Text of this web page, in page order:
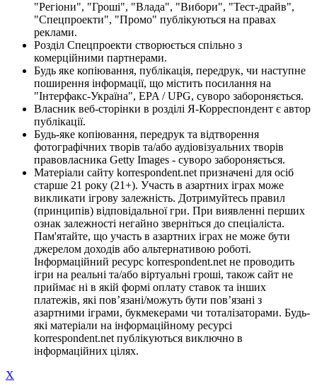
"Регіони", "Гроші", "Влада", "Вибори", "Тест-драйв",
"Спецпроекти", "Промо" публікуються на правах
реклами.
Розділ Спецпроекти створюється спільно з
комерційними партнерами.
Будь яке копіювання, публікація, передрук, чи наступне
поширення інформації, що містить посилання на
"Інтерфакс-Україна", EPA / UPG, суворо забороняється.
Власник веб-сторінки в розділі Я-Корреспондент є автор
публікації.
Будь-яке копіювання, передрук та відтворення
фотографічних творів та/або аудіовізуальних творів
правовласника Getty Images - суворо забороняється.
Матеріали сайту korrespondent.net призначені для осіб
старше 21 року (21+). Участь в азартних іграх може
викликати ігрову залежність. Дотримуйтесь правил
(принципів) відповідальної гри. При виявленні перших
ознак залежності негайно зверніться до спеціаліста.
Пам'ятайте, що участь в азартних іграх не може бути
джерелом доходів або альтернативою роботі.
Інформаційний ресурс korrespondent.net не проводить
ігри на реальні та/або віртуальні гроші, також сайт не
приймає ні в якій формі оплату ставок та інших
платежів, які пов’язані/можуть бути пов’язані з
азартними іграми, букмекерами чи тоталізаторами. Будь-
які матеріали на інформаційному ресурсі
korrespondent.net публікуються виключно в
інформаційних цілях.
X